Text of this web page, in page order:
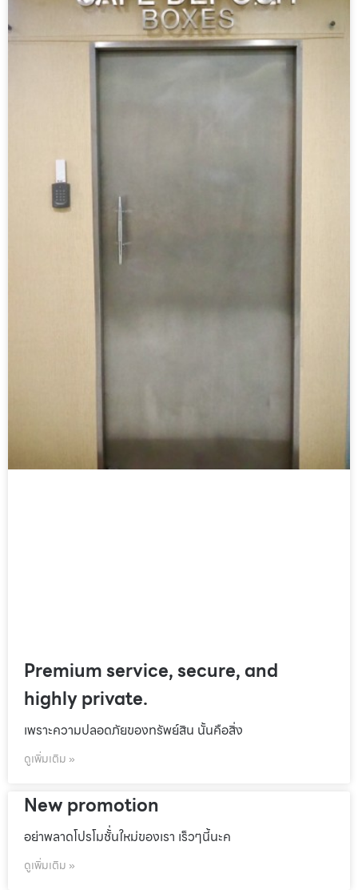
Premium service, secure, and
highly private.
เพราะความปลอดภัยของทรัพย์สิน นั้นคือสิ่ง
ดูเพิ่มเติม »
New promotion
อย่าพลาดโปรโมชั้่นใหม่ของเรา เร็วๆนี้นะค
ดูเพิ่มเติม »